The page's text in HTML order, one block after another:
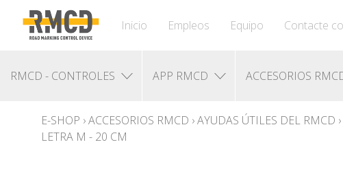
Inicio Empleos Equipo Contacte
RMCD - CONTROLES APP RMCD ACCESORIOS
E-SHOP ›ACCESORIOS RMCD ›AYUDAS ÚTILES DEL RMCD ›
LETRA M - 20 CM